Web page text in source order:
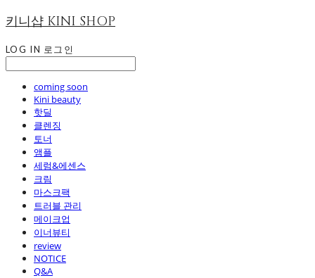
키니샵 KINI SHOP
LOG IN 로그인
coming soon
Kini beauty
핫딜
클렌징
토너
앰플
세럼&에센스
크림
마스크팩
트러블 관리
메이크업
이너뷰티
review
NOTICE
Q&A